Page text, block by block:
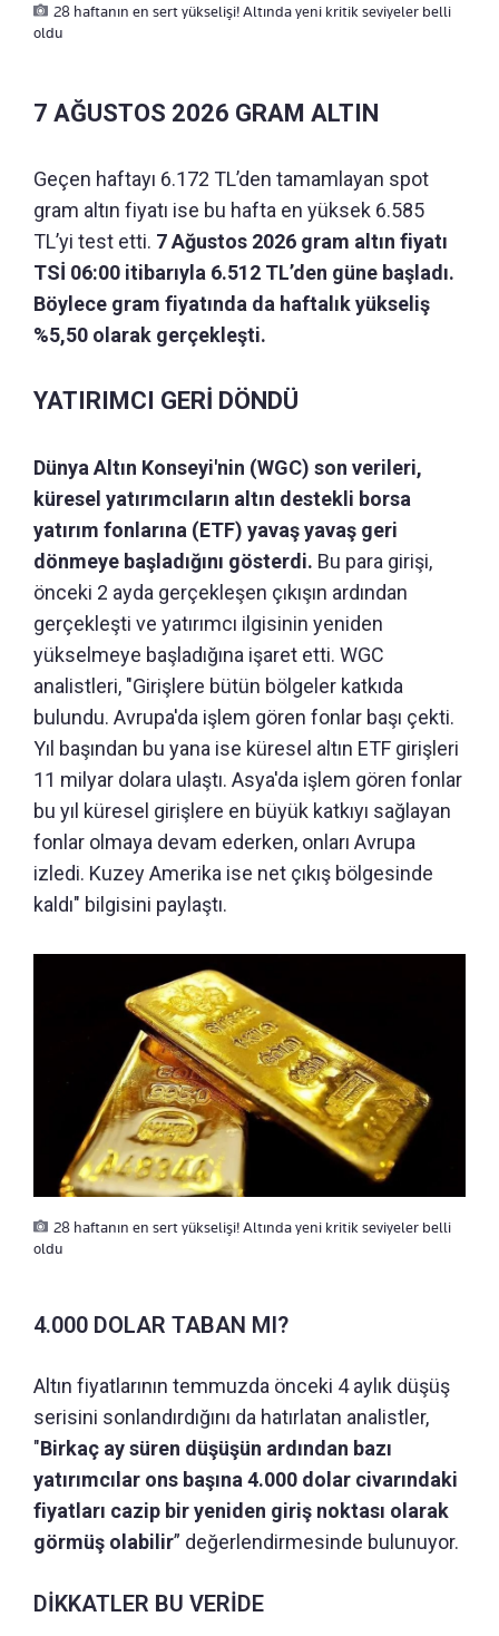
28 haftanın en sert yükselişi! Altında yeni kritik seviyeler belli
oldu
7 AĞUSTOS 2026 GRAM ALTIN
Geçen haftayı 6.172 TL’den tamamlayan spot
gram altın fiyatı ise bu hafta en yüksek 6.585
TL’yi test etti. 7 Ağustos 2026 gram altın fiyatı
TSİ 06:00 itibarıyla 6.512 TL’den güne başladı.
Böylece gram fiyatında da haftalık yükseliş
%5,50 olarak gerçekleşti.
YATIRIMCI GERİ DÖNDÜ
Dünya Altın Konseyi'nin (WGC) son verileri,
küresel yatırımcıların altın destekli borsa
yatırım fonlarına (ETF) yavaş yavaş geri
dönmeye başladığını gösterdi. Bu para girişi,
önceki 2 ayda gerçekleşen çıkışın ardından
gerçekleşti ve yatırımcı ilgisinin yeniden
yükselmeye başladığına işaret etti. WGC
analistleri, "Girişlere bütün bölgeler katkıda
bulundu. Avrupa'da işlem gören fonlar başı çekti.
Yıl başından bu yana ise küresel altın ETF girişleri
11 milyar dolara ulaştı. Asya'da işlem gören fonlar
bu yıl küresel girişlere en büyük katkıyı sağlayan
fonlar olmaya devam ederken, onları Avrupa
izledi. Kuzey Amerika ise net çıkış bölgesinde
kaldı" bilgisini paylaştı.
28 haftanın en sert yükselişi! Altında yeni kritik seviyeler belli
oldu
4.000 DOLAR TABAN MI?
Altın fiyatlarının temmuzda önceki 4 aylık düşüş
serisini sonlandırdığını da hatırlatan analistler,
"Birkaç ay süren düşüşün ardından bazı
yatırımcılar ons başına 4.000 dolar civarındaki
fiyatları cazip bir yeniden giriş noktası olarak
görmüş olabilir” değerlendirmesinde bulunuyor.
DİKKATLER BU VERİDE